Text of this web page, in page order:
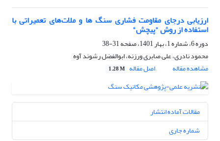
ارزیابی درجای مقاومت فشاری سنگ ها و ملات‌های تعمیراتی با
استفاده از روش "پیچش"
دوره 6، شماره 1، بهار 1401، صفحه
31-38
محمود نادری، علی صابری ورزنه، ابوالفضل رشوند آوه
مشاهده مقاله
اصل مقاله 1.28 M
مقالات آماده انتشار
شماره جاری